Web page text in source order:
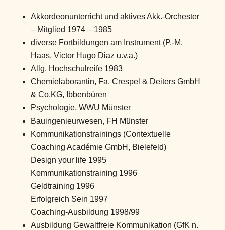
Akkordeonunterricht und aktives Akk.-Orchester
– Mitglied 1974 – 1985
diverse Fortbildungen am Instrument (P.-M.
Haas, Victor Hugo Diaz u.v.a.)
Allg. Hochschulreife 1983
Chemielaborantin, Fa. Crespel & Deiters GmbH
& Co.KG, Ibbenbüren
Psychologie, WWU Münster
Bauingenieurwesen, FH Münster
Kommunikationstrainings (Contextuelle
Coaching Académie GmbH, Bielefeld)
Design your life 1995
Kommunikationstraining 1996
Geldtraining 1996
Erfolgreich Sein 1997
Coaching-Ausbildung 1998/99
Ausbildung Gewaltfreie Kommunikation (GfK n.